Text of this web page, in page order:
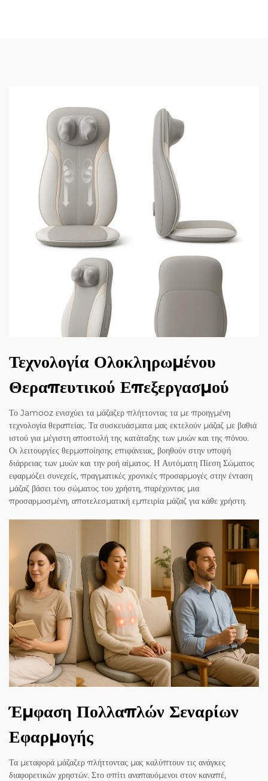
Τεχνολογία Ολοκληρωμένου
Θεραπευτικού Επεξεργασμού
Το Jamooz ενισχύει τα μάζαζερ πλήττοντας τα με προηγμένη
τεχνολογία θεραπείας. Τα συσκευάσματα μας εκτελούν μάζαζ με βαθιά
ιστού για μέγιστη αποστολή της κατάταξης των μυών και της πόνου.
Οι λειτουργίες θερμοποίησης επιφάνειας, βοηθούν στην υποψή
διάρρειας των μυών και την ροή αίματος. Η Αυτόματη Πίεση Σώματος
εφαρμόζει συνεχείς, πραγματικές χρονικές προσαρμογές στην ένταση
μάζαζ βάσει του σώματος του χρήστη, παρέχοντας μια
προσαρμοσμένη, αποτελεσματική εμπειρία μάζαζ για κάθε χρήστη.
Έμφαση Πολλαπλών Σεναρίων
Εφαρμογής
Τα μεταφορά μάζαζερ πλήττοντας μας καλύπτουν τις ανάγκες
διαφορετικών χρηστών. Στο σπίτι αναπαυόμενοι στον καναπέ,